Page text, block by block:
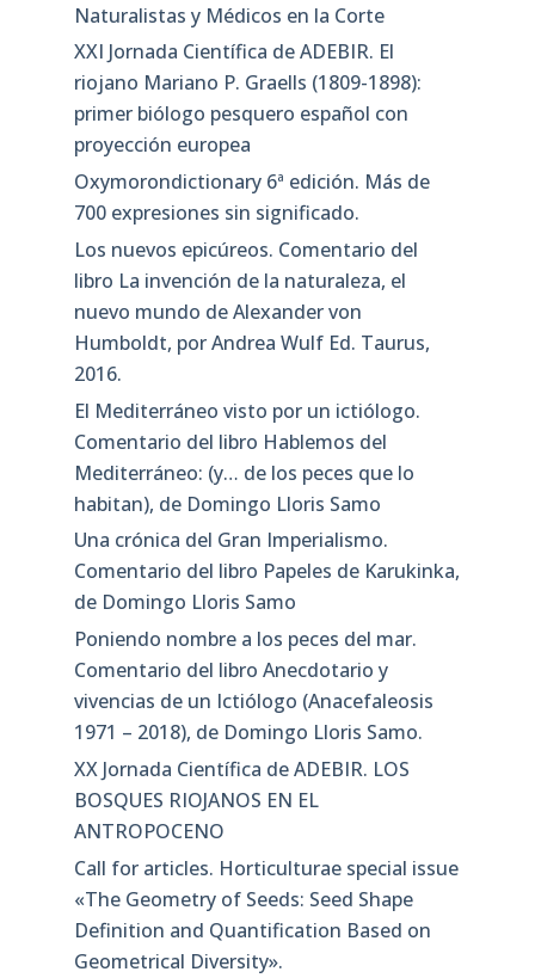
Naturalistas y Médicos en la Corte
XXI Jornada Científica de ADEBIR. El
riojano Mariano P. Graells (1809-1898):
primer biólogo pesquero español con
proyección europea
Oxymorondictionary 6ª edición. Más de
700 expresiones sin significado.
Los nuevos epicúreos. Comentario del
libro La invención de la naturaleza, el
nuevo mundo de Alexander von
Humboldt, por Andrea Wulf Ed. Taurus,
2016.
El Mediterráneo visto por un ictiólogo.
Comentario del libro Hablemos del
Mediterráneo: (y… de los peces que lo
habitan), de Domingo Lloris Samo
Una crónica del Gran Imperialismo.
Comentario del libro Papeles de Karukinka,
de Domingo Lloris Samo
Poniendo nombre a los peces del mar.
Comentario del libro Anecdotario y
vivencias de un Ictiólogo (Anacefaleosis
1971 – 2018), de Domingo Lloris Samo.
XX Jornada Científica de ADEBIR. LOS
BOSQUES RIOJANOS EN EL
ANTROPOCENO
Call for articles. Horticulturae special issue
«The Geometry of Seeds: Seed Shape
Definition and Quantification Based on
Geometrical Diversity»​.